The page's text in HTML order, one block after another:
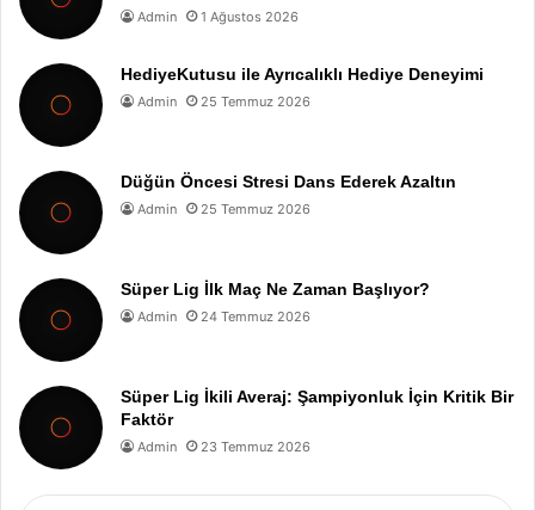
Admin 1 Ağustos 2026
HediyeKutusu ile Ayrıcalıklı Hediye Deneyimi
Admin 25 Temmuz 2026
Düğün Öncesi Stresi Dans Ederek Azaltın
Admin 25 Temmuz 2026
Süper Lig İlk Maç Ne Zaman Başlıyor?
Admin 24 Temmuz 2026
Süper Lig İkili Averaj: Şampiyonluk İçin Kritik Bir
Faktör
Admin 23 Temmuz 2026